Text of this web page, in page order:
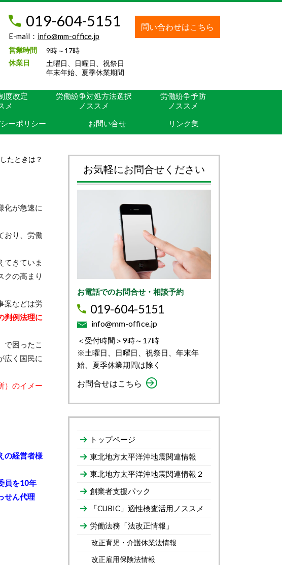
019-604-5151
E-mail： info@mm-office.jp
営業時間
9時～17時
休業日
土曜日、日曜日、祝祭日
年末年始、夏季休業期間
問い合わせはこちら
度改定
メ
労働紛争対処方法選択
ノススメ
労働紛争予防
ノススメ
ーポリシー お問い合せ リンク集
たときは？
化が急速に
おり、労働
てきていま
クの高まり
案などは労
判例法理に
で困ったこ
広く国民に
）のイメー
の経営者様
員を10年
せん代理
お気軽にお問合せください
お電話でのお問合せ・相談予約
019-604-5151
info@mm-office.jp
＜受付時間＞9時～17時
※土曜日、日曜日、祝祭日、年末年
始、夏季休業期間は除く
お問合せはこちら
トップページ
東北地方太平洋沖地震関連情報
東北地方太平洋沖地震関連情報２
創業者支援パック
「CUBIC」適性検査活用ノススメ
労働法務「法改正情報」
改正育児・介護休業法情報
改正雇用保険法情報